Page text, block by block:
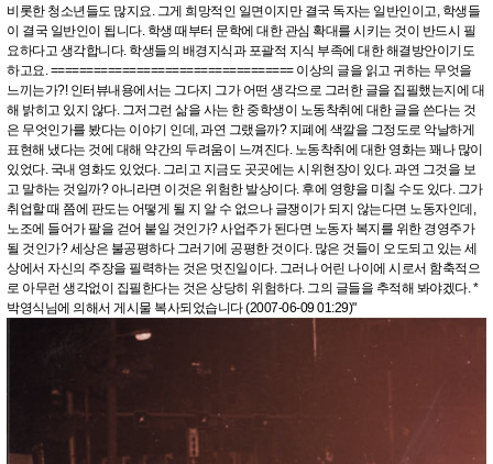
비롯한 청소년들도 많지요. 그게 희망적인 일면이지만 결국 독자는 일반인이고, 학생들
이 결국 일반인이 됩니다. 학생 때부터 문학에 대한 관심 확대를 시키는 것이 반드시 필
요하다고 생각합니다. 학생들의 배경지식과 포괄적 지식 부족에 대한 해결방안이기도
하고요. ================================== 이상의 글을 읽고 귀하는 무엇을
느끼는가?! 인터뷰내용에서는 그다지 그가 어떤 생각으로 그러한 글을 집필했는지에 대
해 밝히고 있지 않다. 그저그런 삶을 사는 한 중학생이 노동착취에 대한 글을 쓴다는 것
은 무엇인가를 봤다는 이야기 인데, 과연 그랬을까? 지폐에 색깔을 그정도로 악날하게
표현해 냈다는 것에 대해 약간의 두려움이 느껴진다. 노동착취에 대한 영화는 꽤나 많이
있었다. 국내 영화도 있었다. 그리고 지금도 곳곳에는 시위현장이 있다. 과연 그것을 보
고 말하는 것일까? 아니라면 이것은 위험한 발상이다. 후에 영향을 미칠 수도 있다. 그가
취업할 때 쯤에 판도는 어떻게 될 지 알 수 없으나 글쟁이가 되지 않는다면 노동자인데,
노조에 들어가 팔을 걷어 붙일 것인가? 사업주가 된다면 노동자 복지를 위한 경영주가
될 것인가? 세상은 불공평하다 그러기에 공평한 것이다. 많은 것들이 오도되고 있는 세
상에서 자신의 주장을 필력하는 것은 멋진일이다. 그러나 어린 나이에 시로서 함축적으
로 아무런 생각없이 집필한다는 것은 상당히 위험하다. 그의 글들을 추적해 봐야겠다. *
박영식님에 의해서 게시물 복사되었습니다 (2007-06-09 01:29)"